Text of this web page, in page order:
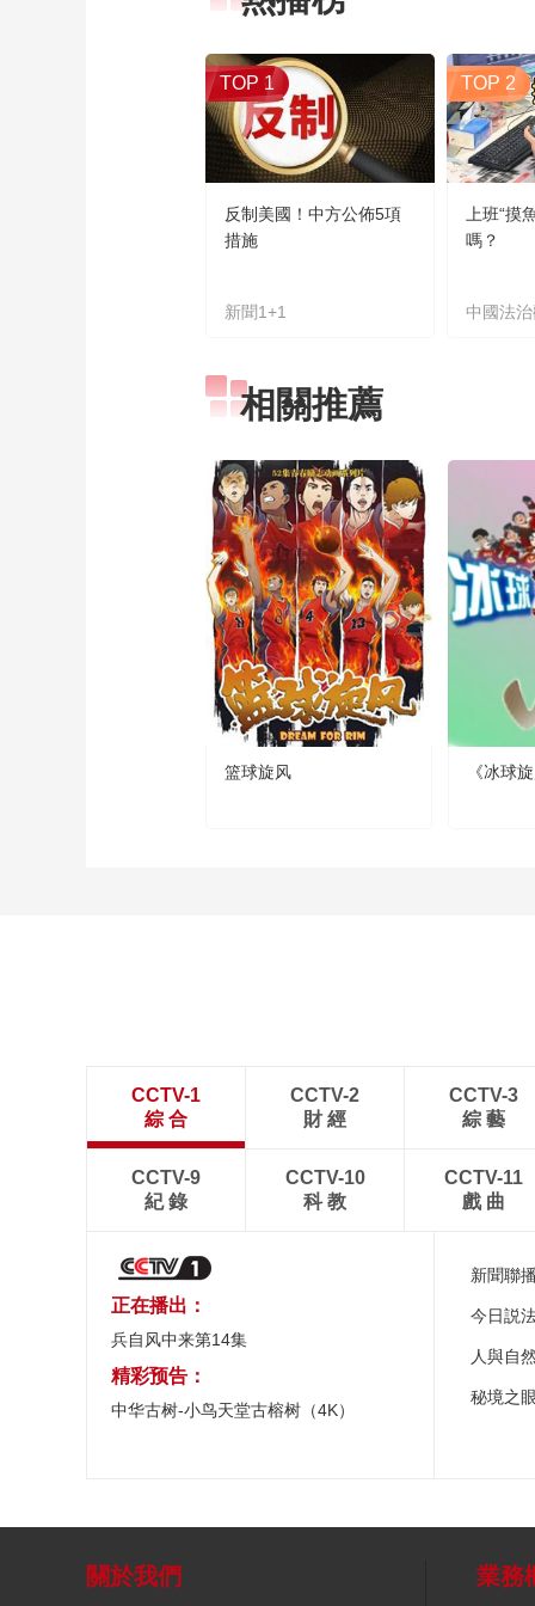
TOP 1
反制美國！中方公佈5項
措施
新聞1+1
TOP 2
上班“摸
嗎？
中國法
相關推薦
篮球旋风 《冰球
CCTV-1
綜 合
CCTV-2
財 經
CCTV-3
綜 藝
CCTV-9
紀 錄
CCTV-10
科 教
CCTV-11
戲 曲
正在播出：
兵自风中来第14集
精彩预告：
中华古树-小鸟天堂古榕树（4K）
新聞聯
今日説
人與自
秘境之
關於我們 業務